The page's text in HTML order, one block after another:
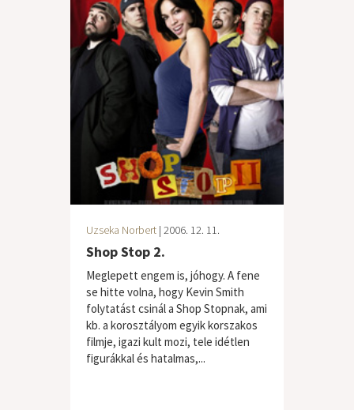
Uzseka Norbert | 2006. 12. 11.
Shop Stop 2.
Meglepett engem is, jóhogy. A fene
se hitte volna, hogy Kevin Smith
folytatást csinál a Shop Stopnak, ami
kb. a korosztályom egyik korszakos
filmje, igazi kult mozi, tele idétlen
figurákkal és hatalmas,...